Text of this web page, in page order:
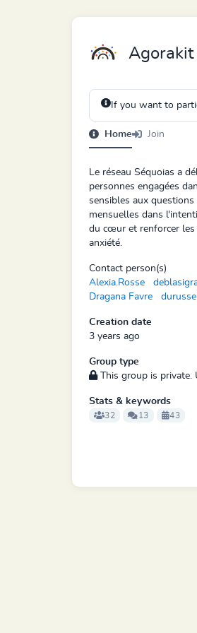
Agorakit
If you want to
Home Join
Le réseau Séquoias a
personnes engagées
sensibles aux
mensuelles dans
du cœur et renforcer les
anxiété.
Contact person(s)
Alexia.Rosse
Dragana Favre
Creation date
3 years ago
Group type
This group is private.
Stats & keywords
32 13 43